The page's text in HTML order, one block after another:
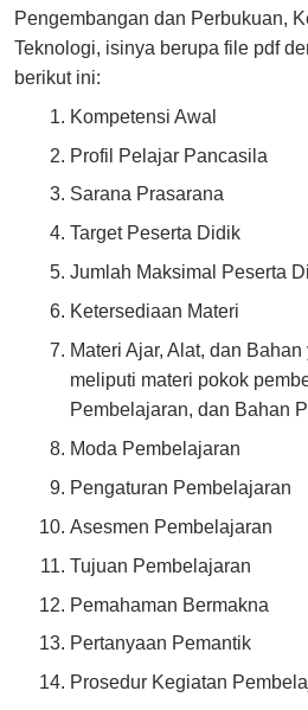
Pengembangan dan Perbukuan,
Teknologi, isinya berupa file pdf
berikut ini:
Kompetensi Awal
Profil Pelajar Pancasila
Sarana Prasarana
Target Peserta Didik
Jumlah Maksimal Peserta
Ketersediaan Materi
Materi Ajar, Alat, dan
meliputi materi pokok
Pembelajaran, dan Bahan
Moda Pembelajaran
Pengaturan Pembelajaran
Asesmen Pembelajaran
Tujuan Pembelajaran
Pemahaman Bermakna
Pertanyaan Pemantik
Prosedur Kegiatan